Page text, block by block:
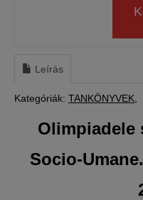
Leírás
Kategóriák: TANKÖNYVEK
Olimpiadele
Socio-